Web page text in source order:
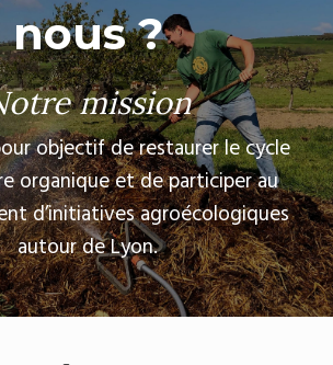
nous ?
mission
objectif de restaurer le cycle
organique et de participer au
d’initiatives agroécologiques
autour de Lyon.